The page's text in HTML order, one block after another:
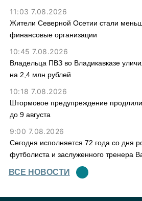
11:03 7.08.2026
Жители Северной Осетии стали
финансовые организации
10:45 7.08.2026
Владельца ПВЗ во Владикавказе
на 2,4 млн рублей
10:18 7.08.2026
Штормовое предупреждение
до 9 августа
9:00 7.08.2026
Сегодня исполняется 72 года со дня
футболиста и заслуженного тренера
ВСЕ НОВОСТИ